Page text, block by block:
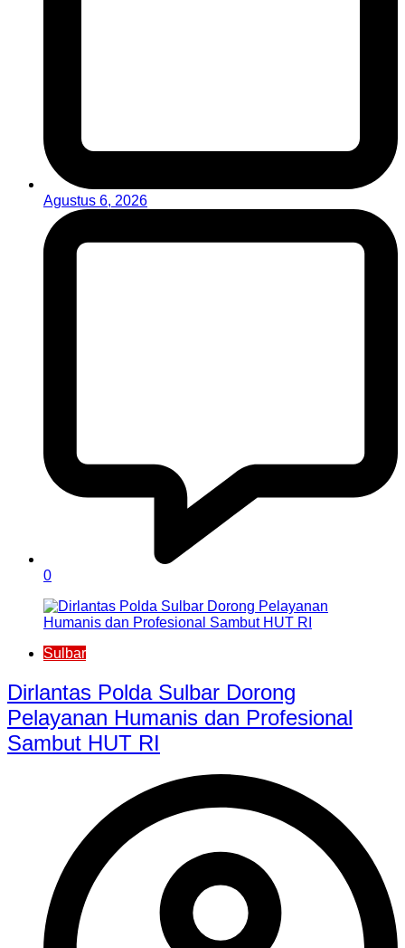
Agustus 6, 2026
0
Sulbar
Dirlantas Polda Sulbar Dorong
Pelayanan Humanis dan Profesional
Sambut HUT RI